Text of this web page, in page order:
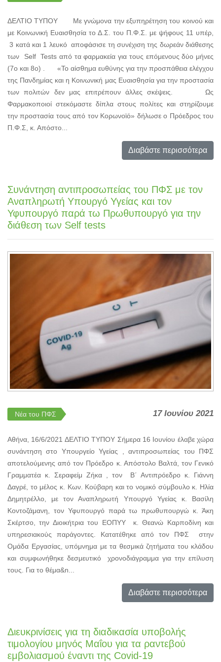
ΔΕΛΤΙΟ ΤΥΠΟΥ Με γνώμονα την εξυπηρέτηση του κοινού και
με Κοινωνική Ευαισθησία το Δ.Σ. του Π.Φ.Σ. με ψήφους 11 υπέρ,
3 κατά και 1 λευκό αποφάσισε τη συνέχιση της δωρεάν διάθεσης
των Self Tests από τα φαρμακεία για τους επόμενους δύο μήνες
(7ο και 8ο) . «Το αίσθημα ευθύνης για την προσπάθεια ελέγχου
της Πανδημίας και η Κοινωνική μας Ευαισθησία για την προστασία
των πολιτών δεν μας επιτρέπουν άλλες σκέψεις. Ως
Φαρμακοποιοί στεκόμαστε δίπλα στους πολίτες και στηρίζουμε
την προστασία τους από τον Κορωνοϊό» δήλωσε ο Πρόεδρος του
Π.Φ.Σ, κ. Απόστο...
Διαβάστε περισσότερα
Συνάντηση αντιπροσωπείας του ΠΦΣ με τον
Αναπληρωτή Υπουργό Υγείας και τον
Υφυπουργό παρά τω Πρωθυπουργό για την
διάθεση των Self tests
Νέα του ΠΦΣ 17 Ιουνίου 2021
Αθήνα, 16/6/2021 ΔΕΛΤΙΟ ΤΥΠΟΥ Σήμερα 16 Ιουνίου έλαβε χώρα
συνάντηση στο Υπουργείο Υγείας , αντιπροσωπείας του ΠΦΣ
αποτελούμενης από τον Πρόεδρο κ. Απόστολο Βαλτά, τον Γενικό
Γραμματέα κ. Σεραφείμ Ζήκα , τον Β΄ Αντιπρόεδρο κ. Γιάννη
Δαγρέ, το μέλος κ. Κων. Κούβαρη και το νομικό σύμβουλο κ. Ηλία
Δημητρέλλο, με τον Αναπληρωτή Υπουργό Υγείας κ. Βασίλη
Κοντοζάμανη, τον Υφυπουργό παρά τω πρωθυπουργώ κ. Άκη
Σκέρτσο, την Διοικήτρια του ΕΟΠΥΥ κ. Θεανώ Καρποδίνη και
υπηρεσιακούς παράγοντες. Κατατέθηκε από τον ΠΦΣ στην
Ομάδα Εργασίας, υπόμνημα με τα θεσμικά ζητήματα του κλάδου
και συμφωνήθηκε δεσμευτικό χρονοδιάγραμμα για την επίλυση
τους. Για το θέμα&n...
Διαβάστε περισσότερα
Διευκρινίσεις για τη διαδικασία υποβολής
τιμολογίου μηνός Μαΐου για τα ραντεβού
εμβολιασμού έναντι της Covid-19